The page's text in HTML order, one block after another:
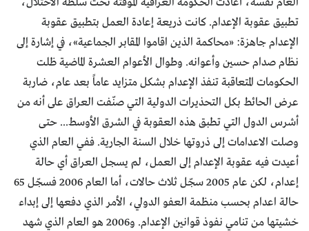
تطبيق عقوبة الإعدام. كانت ذريعة إعادة العمل بتطبيق عقوبة
الإعدام جاهزة: «محاكمة الذين اقاموا المقابر الجماعية»، في إشارة إلى
نظام صدام حسين وأعوانه. وطوال الأعوام العشرة الماضية ظلت
الحكومات المتعاقبة تنفذ الإعدام بشكل متزايد عاماً بعد عام، ضاربة
عرض الحائط بكل التحذيرات الدولية التي صنّفت العراق على أنه من
أشرس الدول التي تطبق هذه العقوبة في الشرق الأوسط... حتى
وصلت الاعدامات إلى ذروتها خلال السنة الجارية. ففي العام الذي
أعيدت فيه عقوبة الإعدام إلى العمل، لم يسجل العراق أي حالة
إعدام، لكن عام 2005 سجّل ثلاث حالات، أما العام 2006 فسجّل 65
حالة اعدام بحسب منظمة العفو الدولي، الأمر الذي دفعها إلى إبداء
خشيتها من تنامي نفوذ قوانين الإعدام. و2006 هو العام الذي شهد